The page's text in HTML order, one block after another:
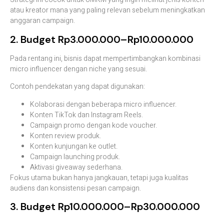
atau kreator mana yang paling relevan sebelum meningkatkan
anggaran campaign.
2. Budget Rp3.000.000–Rp10.000.000
Pada rentang ini, bisnis dapat mempertimbangkan kombinasi
micro influencer dengan niche yang sesuai.
Contoh pendekatan yang dapat digunakan:
Kolaborasi dengan beberapa micro influencer.
Konten TikTok dan Instagram Reels.
Campaign promo dengan kode voucher.
Konten review produk.
Konten kunjungan ke outlet.
Campaign launching produk.
Aktivasi giveaway sederhana.
Fokus utama bukan hanya jangkauan, tetapi juga kualitas
audiens dan konsistensi pesan campaign.
3. Budget Rp10.000.000–Rp30.000.000